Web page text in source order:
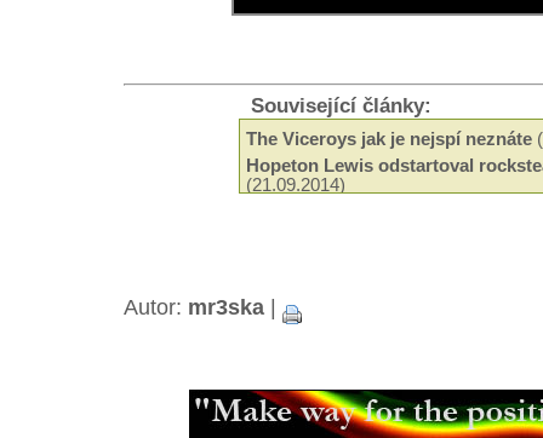
Související články:
The Viceroys jak je nejspí neznáte
Hopeton Lewis odstartoval
(21.09.2014)
Beshara - 18 let kariéry a ádné
Black Roots a jejich militantní
Mikey Ras Starr, přítel Petera
Bunny Striker Lee je příera
Autor: mr3ska